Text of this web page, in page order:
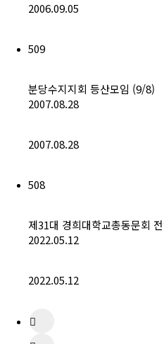
2006.09.05
509
분당수지지회 등산모임 (9/8)
2007.08.28
2007.08.28
508
제31대 경희대학교총동문회
2022.05.12
2022.05.12